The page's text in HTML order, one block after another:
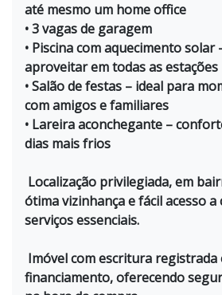
até mesmo um home office
• 3 vagas de garagem
• Piscina com aquecimento
aproveitar em todas as estações
• Salão de festas – ideal para
com amigos e familiares
• Lareira aconchegante –
dias mais frios
Localização privilegiada, em
ótima vizinhança e fácil acesso a
serviços essenciais.
Imóvel com escritura registrada
financiamento, oferecendo